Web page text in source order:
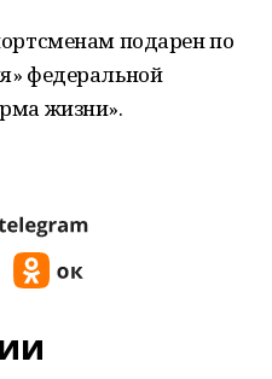
подарен по
федеральной
жизни».